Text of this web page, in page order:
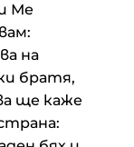
Ме
на
братя,
ще каже